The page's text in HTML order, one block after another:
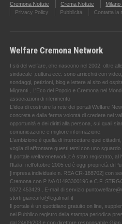
Cremona Notizie Crema Notizie
Privacy Policy
Pubblicità Contatta la
Welfare Cremona Network
I siti del welfare, che nascono nel 2002, oltre
sindacale ,cultura ecc. sono arricchiti con
sondaggi, petizioni, blog e lettere al sito ed
Migranti , L'Eco del Popolo e Cremona nel
associazioni di riferimento.
L'idea di costruire la rete dei portali Welfare
concreta e dalla ferma volontà di credere nei
opportunità e dei diritti alla persona, sui quali
comunicazione e migliore informazione.
L'ambizione è quella di intercettare quei
voglia di affrontare questi temi con uno sguardo
Il portale welfarenetwork.it è stato registrato, al
l'Italia, nell’ottobre 2005 ed è oggi proprietà di
[Impresa individuale n. REA CR-188702] con
Cremona con P.IVA 01493300196 e C.F.
0372.453429 . E-mail di servizio
storti.giancarlo@legalmail.it
Il portale è un quotidiano gratuito on line,
nel Pubblico registro della stampa periodica
dal 24/09/203 e con direttore responsabile